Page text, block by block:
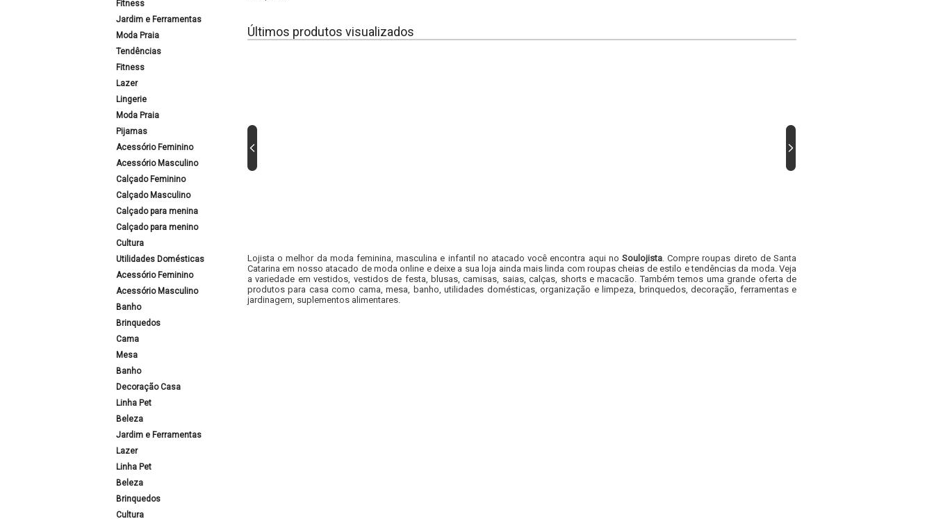
Fitness
Jardim e Ferramentas
Moda Praia
Tendências
Fitness
Lazer
Lingerie
Moda Praia
Pijamas
Acessório Feminino
Acessório Masculino
Calçado Feminino
Calçado Masculino
Calçado para menina
Calçado para menino
Cultura
Utilidades Domésticas
Acessório Feminino
Acessório Masculino
Banho
Brinquedos
Cama
Mesa
Banho
Decoração Casa
Linha Pet
Beleza
Jardim e Ferramentas
Lazer
Linha Pet
Beleza
Brinquedos
Cultura
Últimos produtos visualizados
Lojista o melhor da moda feminina, masculina e infantil no atacado você encontra aqui no Soulojista. Compre roupas direto de Santa
Catarina em nosso atacado de moda online e deixe a sua loja ainda mais linda com roupas cheias de estilo e tendências da moda. Veja
a variedade em vestidos, vestidos de festa, blusas, camisas, saias, calças, shorts e macacão. Também temos uma grande oferta de
produtos para casa como cama, mesa, banho, utilidades domésticas, organização e limpeza, brinquedos, decoração, ferramentas e
jardinagem, suplementos alimentares.